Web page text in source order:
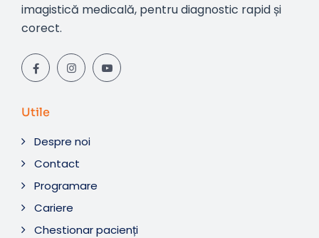
imagistică medicală, pentru diagnostic rapid și
corect.
Utile
Despre noi
Contact
Programare
Cariere
Chestionar pacienți